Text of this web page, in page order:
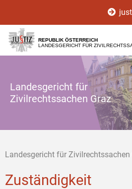
[1]
[2]
[3]
REPUBLIK ÖSTERREICH
LANDESGERICHT FÜR
Landesgericht für
Zivilrechtssachen Graz
Landesgericht für Zivilrechtssachen
Zuständigkeit